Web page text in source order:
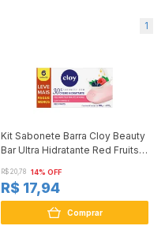
1
Kit Sabonete Barra Cloy Beauty
Bar Ultra Hidratante Red Fruits 6
R$ 20,78 14% OFF
R$ 17,94
Comprar